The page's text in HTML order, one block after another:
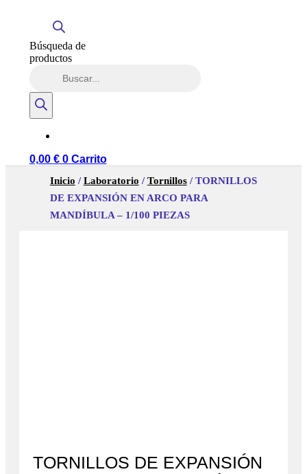
Búsqueda de
productos
0,00 € 0 Carrito
Inicio /Laboratorio /Tornillos/ TORNILLOS
DE EXPANSIÓN EN ARCO PARA
MANDÍBULA – 1/100 PIEZAS
TORNILLOS DE EXPANSIÓN